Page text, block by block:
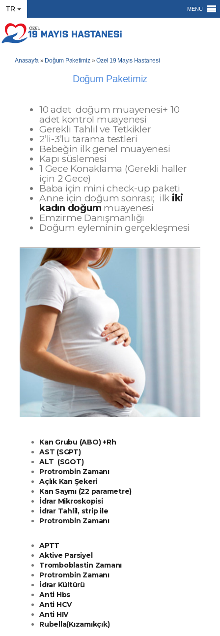
MENU
TR
Anasayfa » Doğum Paketimiz»Özel 19 Mayıs Hastanesi
Doğum Paketimiz
10 adet doğum muayenesi+ 10
adet kontrol muayenesi
Gerekli Tahlil ve Tetkikler
2’li-3’lü tarama testleri
Bebeğin ilk genel muayenesi
Kapı süslemesi
1 Gece Konaklama (Gerekli haller
için 2 Gece)
Baba için mini check-up paketi
Anne için doğum sonrası; ilk iki
kadın doğum muayenesi
Emzirme Danışmanlığı
Doğum eyleminin gerçekleşmesi
Kan Grubu (ABO) +Rh
AST (SGPT)
ALT (SGOT)
Protrombin Zamanı
Açlık Kan Şekeri
Kan Saymı (22 parametre)
İdrar Mikroskopisi
İdrar Tahlil, strip ile
Protrombin Zamanı
APTT
Aktive Parsiyel
Tromboblastin Zamanı
Protrombin Zamanı
İdrar Kültürü
Anti Hbs
Anti HCV
Anti HIV
Rubella(Kızamıkçık)